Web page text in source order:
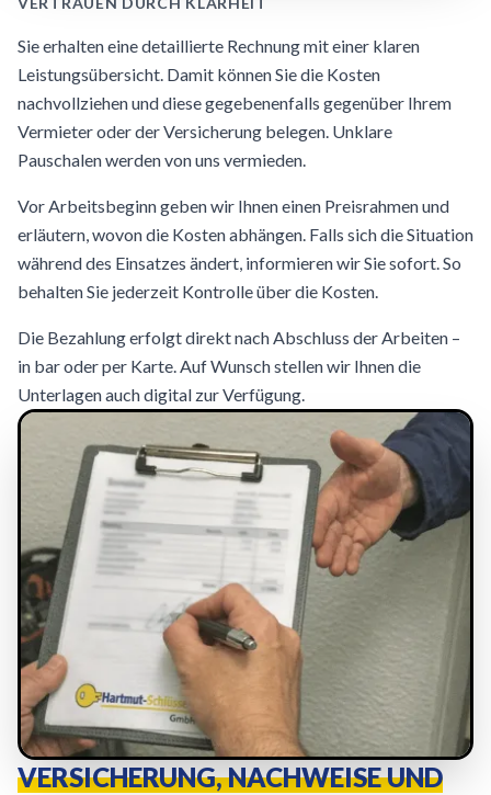
Sie erhalten eine detaillierte Rechnung mit einer klaren
Leistungsübersicht. Damit können Sie die Kosten
nachvollziehen und diese gegebenenfalls gegenüber Ihrem
Vermieter oder der Versicherung belegen. Unklare
Pauschalen werden von uns vermieden.
Vor Arbeitsbeginn geben wir Ihnen einen Preisrahmen und
erläutern, wovon die Kosten abhängen. Falls sich die Situation
während des Einsatzes ändert, informieren wir Sie sofort. So
behalten Sie jederzeit Kontrolle über die Kosten.
Die Bezahlung erfolgt direkt nach Abschluss der Arbeiten –
in bar oder per Karte. Auf Wunsch stellen wir Ihnen die
Unterlagen auch digital zur Verfügung.
VERSICHERUNG, NACHWEISE UND